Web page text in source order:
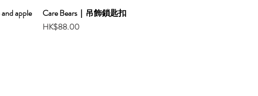
apple
Care Bears｜吊飾鎖匙扣
Price
HK$88.00